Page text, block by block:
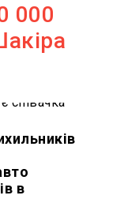
000
в